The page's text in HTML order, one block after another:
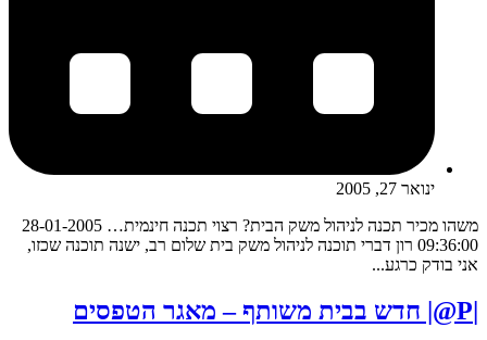
ינואר 27, 2005
משהו מכיר תכנה לניהול משק הבית? רצוי תכנה חינמית… 28-01-2005
09:36:00 רון דברי תוכנה לניהול משק בית שלום רב, ישנה תוכנה שכזו,
אני בודק כרגע...
|P@| חדש בבית משותף – מאגר הטפסים